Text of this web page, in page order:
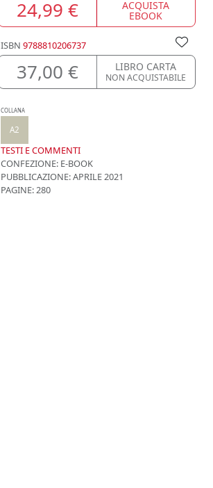
24,99 € ACQUISTA
EBOOK
ISBN 9788810206737
37,00 € LIBRO CARTA
NON ACQUISTABILE
COLLANA
A2
TESTI E COMMENTI
CONFEZIONE: E-BOOK
PUBBLICAZIONE:APRILE 2021
PAGINE: 280